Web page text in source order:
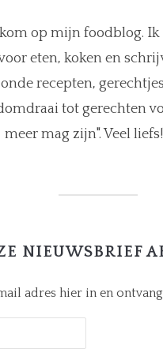
op mijn foodblog. Ik
eten, koken en
recepten,
tot gerechten
meer mag zijn". Veel
NIEUWSBRIEF
adres hier in en